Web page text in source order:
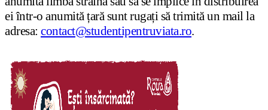
ei într-o anumită țară sunt rugați să trimită un mail la
adresa: contact@studentipentruviata.ro.